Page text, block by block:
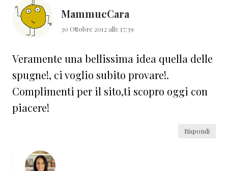
MammucCara
30 Ottobre 2012 alle 17:39
Veramente una bellissima idea quella delle
spugne!, ci voglio subito provare!.
Complimenti per il sito,ti scopro oggi con
piacere!
Rispondi